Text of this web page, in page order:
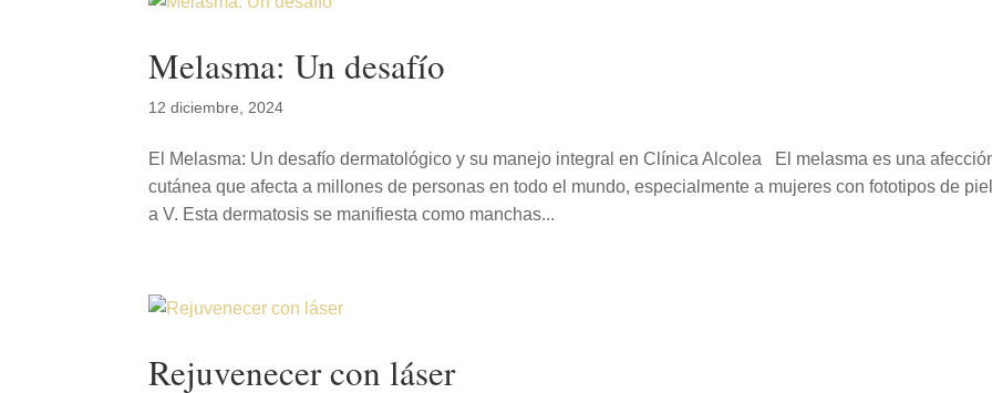
Melasma: Un desafío
12 diciembre, 2024
El Melasma: Un desafío dermatológico y su manejo integral en Clínica Alcolea El melasma es una
cutánea que afecta a millones de personas en todo el mundo, especialmente a mujeres con fototipos de
a V. Esta dermatosis se manifiesta como manchas...
Rejuvenecer con láser